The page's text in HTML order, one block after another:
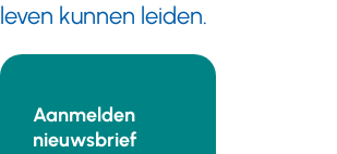
leven kunnen leiden.
Aanmelden
nieuwsbrief